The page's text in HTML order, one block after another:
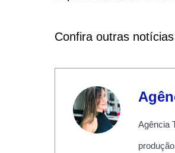
Confira outras
Agência